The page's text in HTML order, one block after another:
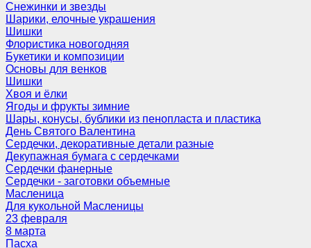
Снежинки и звезды
Шарики, елочные украшения
Шишки
Флористика новогодняя
Букетики и композиции
Основы для венков
Шишки
Хвоя и ёлки
Ягоды и фрукты зимние
Шары, конусы, бублики из пенопласта и пластика
День Святого Валентина
Сердечки, декоративные детали разные
Декупажная бумага с сердечками
Сердечки фанерные
Сердечки - заготовки объемные
Масленица
Для кукольной Масленицы
23 февраля
8 марта
Пасха